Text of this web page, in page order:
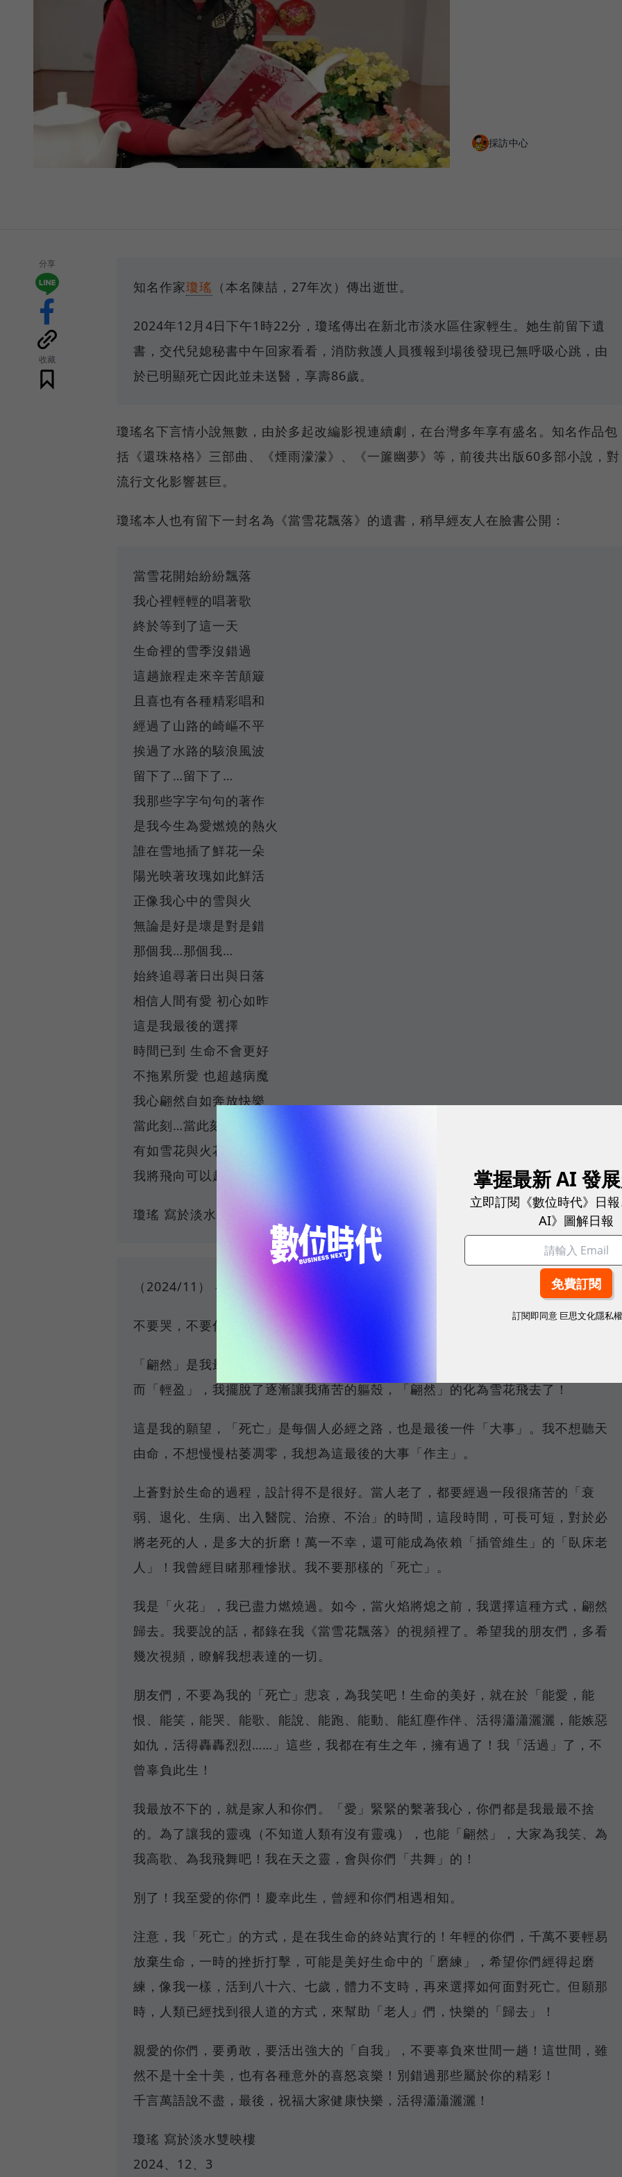
採訪中心
分享
收藏
知名作家瓊瑤 （本名陳喆，27年次）傳出逝世。
2024年12月4日下午1時22分，瓊瑤傳出在新北市淡水區住家輕生。她生前留下遺
書，交代兒媳秘書中午回家看看，消防救護人員獲報到場後發現已無呼吸心跳，由
於已明顯死亡因此並未送醫，享壽86歲。
瓊瑤名下言情小說無數，由於多起改編影視連續劇，在台灣多年享有盛名。知名作品包
括《還珠格格》三部曲、《煙雨濛濛》、《一簾幽夢》等，前後共出版60多部小說，對
流行文化影響甚巨。
瓊瑤本人也有留下一封名為《當雪花飄落》的遺書，稍早經友人在臉書公開：
當雪花開始紛紛飄落
我心裡輕輕的唱著歌
終於等到了這一天
生命裡的雪季沒錯過
這趟旅程走來辛苦顛簸
且喜也有各種精彩唱和
經過了山路的崎嶇不平
挨過了水路的駭浪風波
留下了…留下了…
我那些字字句句的著作
是我今生為愛燃燒的熱火
誰在雪地插了鮮花一朵
陽光映著玫瑰如此鮮活
正像我心中的雪與火
無論是好是壞是對是錯
那個我…那個我…
始終追尋著日出與日落
相信人間有愛 初心如昨
這是我最後的選擇
時間已到 生命不會更好
不拖累所愛 也超越病魔
我心翩然自如奔放快樂
當此刻…當此刻…
有如雪花與火花同時綻放
我將飛向可以起舞的星河
瓊瑤 寫於淡水雙映樓
（2024/11） 各位親愛的朋友知音們：
不要哭，不要傷心，不要為我難過。我已經「翩然」的去了！
「翩然」是我最喜歡的兩個字，代表的是「自主、自在、自由」的「飛翔」，優美
而「輕盈」，我擺脫了逐漸讓我痛苦的軀殼，「翩然」的化為雪花飛去了！
這是我的願望，「死亡」是每個人必經之路，也是最後一件「大事」。我不想聽天
由命，不想慢慢枯萎凋零，我想為這最後的大事「作主」。
上蒼對於生命的過程，設計得不是很好。當人老了，都要經過一段很痛苦的「衰
弱、退化、生病、出入醫院、治療、不治」的時間，這段時間，可長可短，對於必
將老死的人，是多大的折磨！萬一不幸，還可能成為依賴「插管維生」的「臥床老
人」！我曾經目睹那種慘狀。我不要那樣的「死亡」。
我是「火花」，我已盡力燃燒過。如今，當火焰將熄之前，我選擇這種方式，翩然
歸去。我要說的話，都錄在我《當雪花飄落》的視頻裡了。希望我的朋友們，多看
幾次視頻，瞭解我想表達的一切。
朋友們，不要為我的「死亡」悲哀，為我笑吧！生命的美好，就在於「能愛，能
恨、能笑，能哭、能歌、能說、能跑、能動、能紅塵作伴、活得瀟瀟灑灑，能嫉惡
如仇，活得轟轟烈烈……」這些，我都在有生之年，擁有過了！我「活過」了，不
曾辜負此生！
我最放不下的，就是家人和你們。「愛」緊緊的繫著我心，你們都是我最最不捨
的。為了讓我的靈魂（不知道人類有沒有靈魂），也能「翩然」，大家為我笑、為
我高歌、為我飛舞吧！我在天之靈，會與你們「共舞」的！
別了！我至愛的你們！慶幸此生，曾經和你們相遇相知。
注意，我「死亡」的方式，是在我生命的終站實行的！年輕的你們，千萬不要輕易
放棄生命，一時的挫折打擊，可能是美好生命中的「磨練」，希望你們經得起磨
練，像我一樣，活到八十六、七歲，體力不支時，再來選擇如何面對死亡。但願那
時，人類已經找到很人道的方式，來幫助「老人」們，快樂的「歸去」！
親愛的你們，要勇敢，要活出強大的「自我」，不要辜負來世間一趟！這世間，雖
然不是十全十美，也有各種意外的喜怒哀樂！別錯過那些屬於你的精彩！
千言萬語說不盡，最後，祝福大家健康快樂，活得瀟瀟灑灑！
瓊瑤 寫於淡水雙映樓
2024、12、3
掌握最新 AI 發
立即訂閱《數位時代》日
AI》圖解日報
訂閱即同意 巨思文化隱私